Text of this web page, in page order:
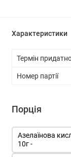
Характеристики
Термін
Номер партії
Порція
Азелаїнова
10г -